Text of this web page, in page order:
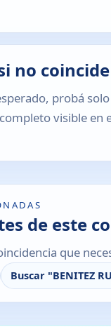
no coincide
probá
visible
de este
que
Buscar "BENITEZ